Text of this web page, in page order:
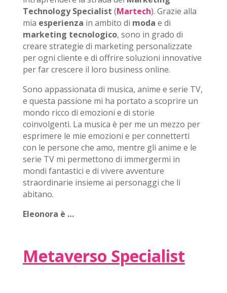
Technology Specialist (Martech). Grazie alla
mia esperienza in ambito di moda e di
marketing tecnologico, sono in grado di
creare strategie di marketing personalizzate
per ogni cliente e di offrire soluzioni innovative
per far crescere il loro business online.
Sono appassionata di musica, anime e serie TV,
e questa passione mi ha portato a scoprire un
mondo ricco di emozioni e di storie
coinvolgenti. La musica è per me un mezzo per
esprimere le mie emozioni e per connetterti
con le persone che amo, mentre gli anime e le
serie TV mi permettono di immergermi in
mondi fantastici e di vivere avventure
straordinarie insieme ai personaggi che li
abitano.
Eleonora è …
Metaverso Specialist